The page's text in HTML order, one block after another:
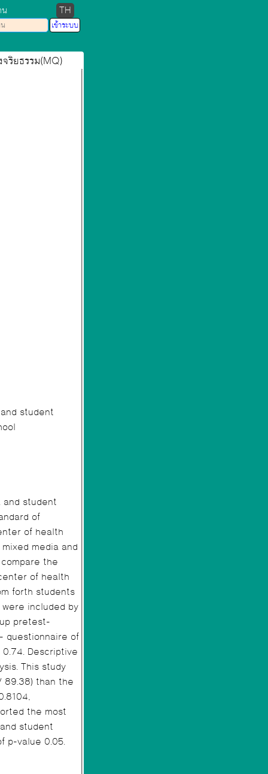
TH
ริยธรรม(MQ)
student
and student
of
of health
media and
the
of health
forth students
included by
pretest-
questionnaire of
Descriptive
This study
the
the most
student
p-value 0.05.